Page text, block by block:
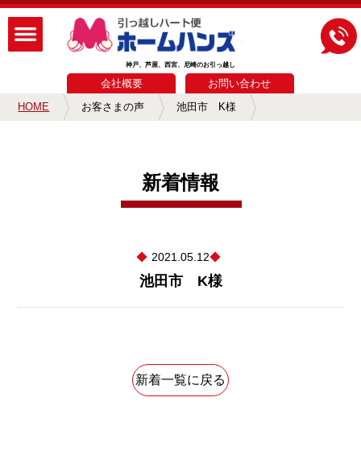
神戸、芦屋、西宮、尼崎のお引っ越し
会社概要
お問い合わせ
HOME
お客さまの声 池田市 K様
新着情報
2021.05.12
池田市 K様
新着一覧に戻る